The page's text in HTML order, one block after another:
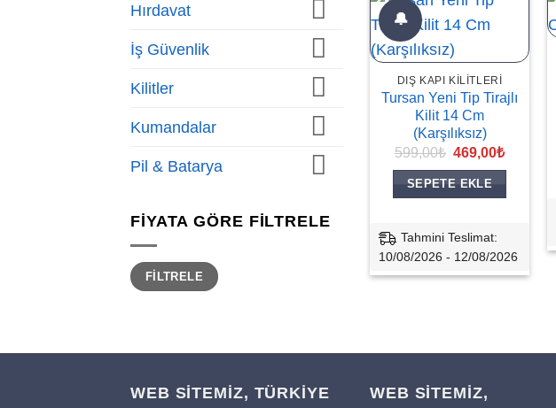
Hırdavat
İş Güvenlik
Kilitler
Kumandalar
Pil & Batarya
FIYATA GÖRE FILTRELE
En
düşük
fiyat
En
yüksek
fiyat
FILTRELE
🔔
DIŞ KAPI KILITLERI
Tursan Yeni Tip Tirajlı
Kilit 14 Cm
(Karşılıksız)
599,00₺ Orijinal
599,00₺.
469,00₺Şu
SEPETE EKLE
Tahmini Teslimat:
10/08/2026 - 12/08/2026
WEB SİTEMİZ, TÜRKİYE
WEB SITEMIZ,